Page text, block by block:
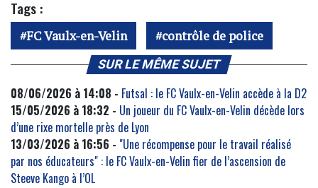
Tags :
FC Vaulx-en-Velin contrôle de police
SUR LE MÊME SUJET
08/06/2026 à 14:08 - Futsal : le FC Vaulx-en-Velin accède à la D2
15/05/2026 à 18:32 - Un joueur du FC Vaulx-en-Velin décède lors
d’une rixe mortelle près de Lyon
13/03/2026 à 16:56 - "Une récompense pour le travail réalisé
par nos éducateurs" : le FC Vaulx-en-Velin fier de l’ascension de
Steeve Kango à l’OL